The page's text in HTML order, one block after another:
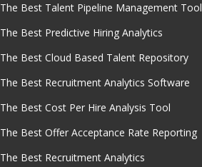
The Best Talent Pipeline Management Tool
The Best Predictive Hiring Analytics
The Best Cloud Based Talent Repository
The Best Recruitment Analytics Software
The Best Cost Per Hire Analysis Tool
The Best Offer Acceptance Rate Reporting
The Best Recruitment Analytics